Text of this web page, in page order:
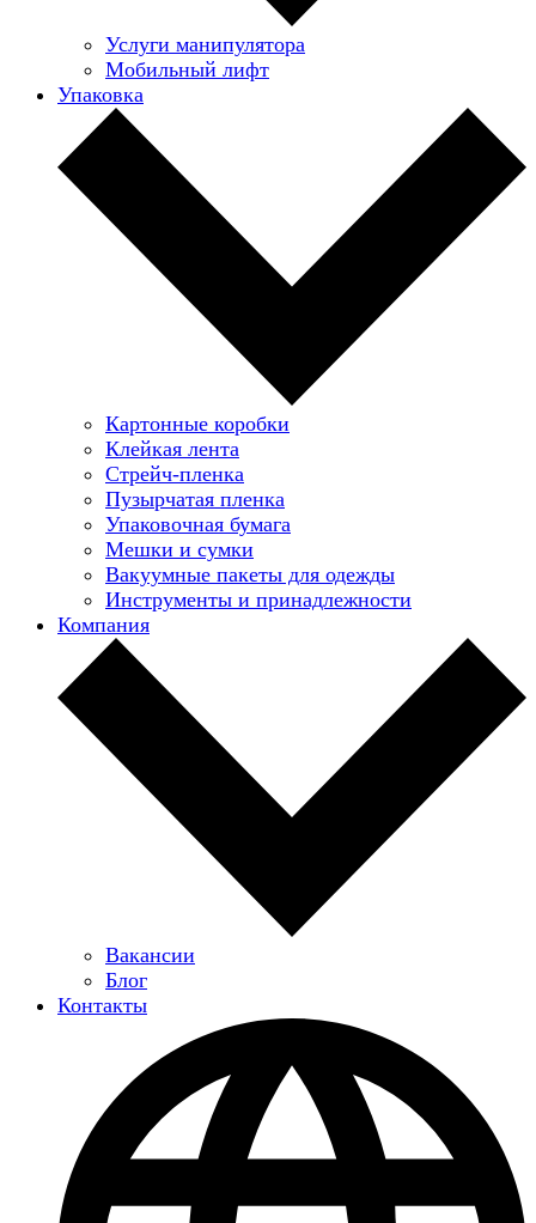
Услуги манипулятора
Мобильный лифт
Упаковка
Картонные коробки
Клейкая лента
Стрейч-пленка
Пузырчатая пленка
Упаковочная бумага
Мешки и сумки
Вакуумные пакеты для одежды
Инструменты и принадлежности
Компания
Вакансии
Блог
Контакты